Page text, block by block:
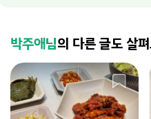
박주애님의 다른 글도 살